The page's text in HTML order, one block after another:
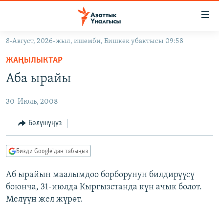
Навигацияга
өтүңүз
Издөөгө
салыңыз
КЫРГЫЗСТАН
КЫРГЫЗСТАН
САЯСАТ
ЭКОНОМИКА
ДҮЙНӨ
БОРБОР АЗИЯ
УКРАИНА
АТАЙЫН ИЛИКТӨӨ
БҮГҮН АЗАТТЫКТА
ЭКСПЕРТТЕР ТАЛДАЙТ
БИЗ ЖАНА ДҮЙНӨ
ПОДКАСТ
ӨЗГӨЧӨ ПИКИР
Русский
8-Август, 2026-жыл, ишемби, Бишкек убактысы 09:58
ЖАҢЫЛЫКТАР
Аба ырайы
30-Июль, 2008
Бөлүшүңүз
Бизди Google'дан табыңыз
Аб ырайын маалымдоо борборунун билдирүүсү
боюнча, 31-июлда Кыргызстанда күн ачык болот.
Мелүүн жел жүрөт.